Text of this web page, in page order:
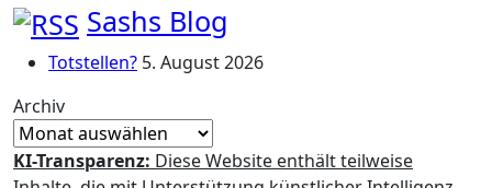
Sashs Blog
Totstellen? 5. August 2026
Archiv
KI-Transparenz: Diese Website enthält teilweise